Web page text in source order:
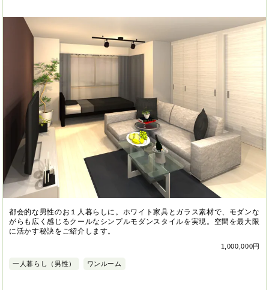
都会的な男性のお１人暮らしに。ホワイト家具とガラス素材で、モダンな
がらも広く感じるクールなシンプルモダンスタイルを実現。空間を最大限
に活かす秘訣をご紹介します。
1,000,000円
一人暮らし（男性） ワンルーム